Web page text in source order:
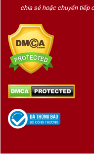
chia sẻ hoặc chuyển tiếp